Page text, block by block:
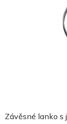
Závěsné lanko s